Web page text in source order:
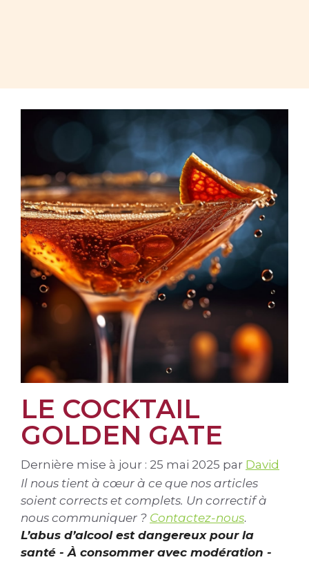
LE COCKTAIL
GOLDEN GATE
Dernière mise à jour : 25 mai 2025 par David
Il nous tient à cœur à ce que nos articles
soient corrects et complets. Un correctif à
nous communiquer ? Contactez-nous.
L’abus d’alcool est dangereux pour la
santé - À consommer avec modération -